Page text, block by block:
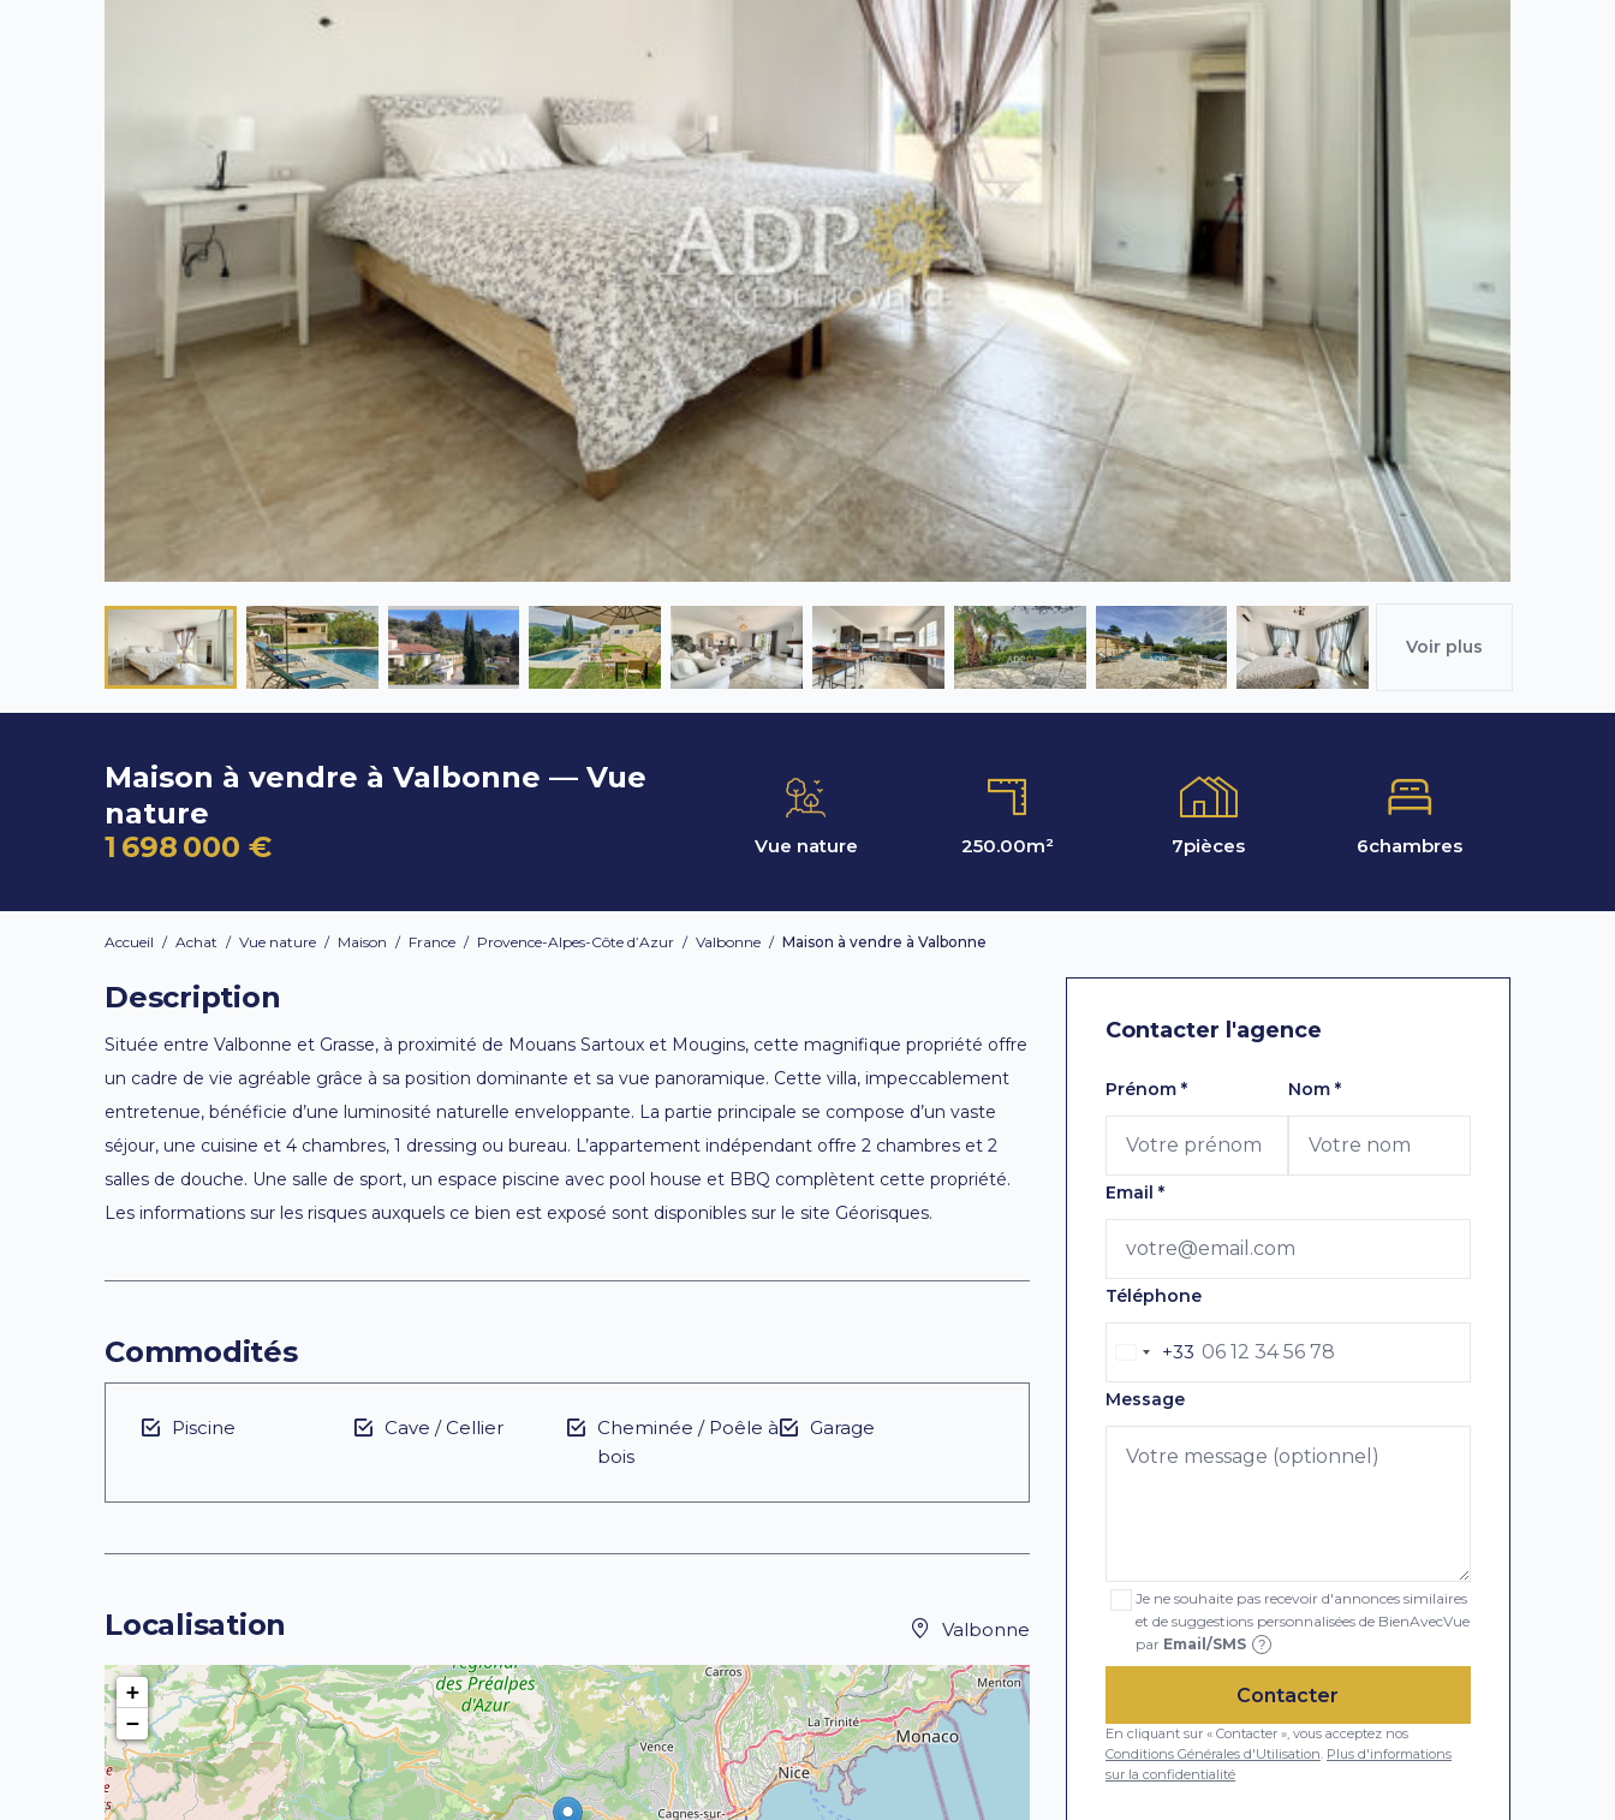
Voir plus
Maison à vendre à Valbonne — Vue
nature
1 698 000 €
Vue nature 250.00m² 7pièces 6chambres
Accueil / Achat / Vue nature / Maison / France / Provence-Alpes-Côte d’Azur / Valbonne / Maison à vendre à Valbonne
Description
Située entre Valbonne et Grasse, à proximité de Mouans Sartoux et Mougins, cette magnifique propriété offre
un cadre de vie agréable grâce à sa position dominante et sa vue panoramique. Cette villa, impeccablement
entretenue, bénéficie d’une luminosité naturelle enveloppante. La partie principale se compose d’un vaste
séjour, une cuisine et 4 chambres, 1 dressing ou bureau. L’appartement indépendant offre 2 chambres et 2
salles de douche. Une salle de sport, un espace piscine avec pool house et BBQ complètent cette propriété.
Les informations sur les risques auxquels ce bien est exposé sont disponibles sur le site Géorisques.
Commodités
Piscine Cave / Cellier
Cheminée / Poêle à
bois
Garage
Localisation Valbonne
+
−
Contacter l'agence
Laissez ce champ vide
Prénom * Nom *
Email *
Téléphone
+33
Message
Je ne souhaite pas recevoir d'annonces similaires
et de suggestions personnalisées de BienAvecVue
par Email/SMS ?
Contacter
En cliquant sur « Contacter », vous acceptez nos
Conditions Générales d'Utilisation. Plus d'informations
sur la confidentialité